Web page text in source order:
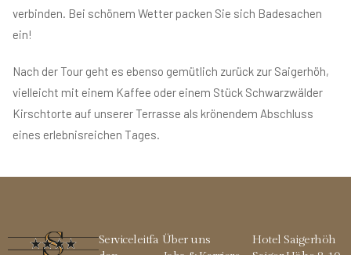
verbinden. Bei schönem Wetter packen Sie sich Badesachen
ein!
Nach der Tour geht es ebenso gemütlich zurück zur Saigerhöh,
vielleicht mit einem Kaffee oder einem Stück Schwarzwälder
Kirschtorte auf unserer Terrasse als krönendem Abschluss
eines erlebnisreichen Tages.
Serviceleitfa Über uns
Hotel Saigerhöh